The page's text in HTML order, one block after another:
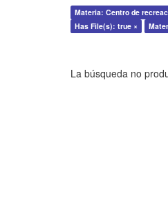
Materia: Centro de
Has File(s): true ×
La búsqueda no